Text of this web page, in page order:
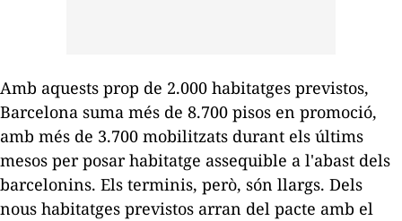
Amb aquests prop de 2.000 habitatges previstos,
Barcelona suma més de 8.700 pisos en promoció,
amb més de 3.700 mobilitzats durant els últims
mesos per posar habitatge assequible a l'abast dels
barcelonins. Els terminis, però, són llargs. Dels
nous habitatges previstos arran del pacte amb el